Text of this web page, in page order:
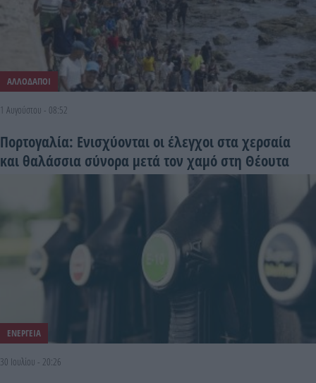
ΑΛΛΟΔΑΠΟΙ
1 Αυγούστου - 08:52
Πορτογαλία: Ενισχύονται οι έλεγχοι στα χερσαία
και θαλάσσια σύνορα μετά τον χαμό στη Θέουτα
ΕΝΕΡΓΕΙΑ
30 Ιουλίου - 20:26